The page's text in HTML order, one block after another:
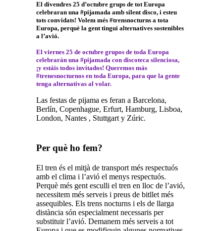
El divendres 25 d’octubre grups de tot Europa
celebraran una #pijamada amb silent disco, i esteu
tots convidats! Volem més #trensnocturns a tota
Europa, perquè la gent tingui alternatives sostenibles
a l’avió.
El viernes 25 de octubre grupos de toda Europa
celebrarán una #pijamada con discoteca silenciosa,
¡y estáis todos invitados! Queremos más
#trenesnocturnos en toda Europa, para que la gente
tenga alternativas al volar.
Las festas de pijama es feran a Barcelona,
Berlín, Copenhague, Erfurt, Hamburg, Lisboa,
London, Nantes , Stuttgart y Zúric.
Per què ho fem?
El tren és el mitjà de transport més respectuós
amb el clima i l’avió el menys respectuós.
Perquè més gent esculli el tren en lloc de l’avió,
necessitem més serveis i preus de bitllet més
assequibles. Els trens nocturns i els de llarga
distància són especialment necessaris per
substituir l’avió. Demanem més serveis a tot